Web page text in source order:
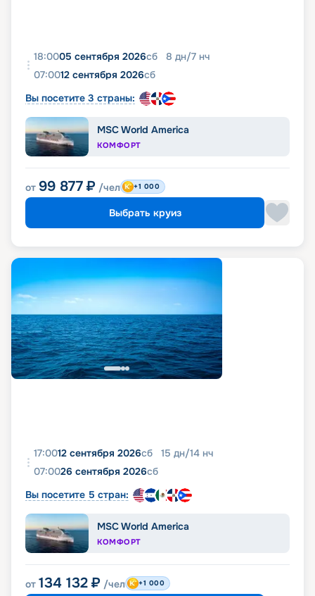
18:0005 сентября 2026сб 8 дн/7 нч
07:0012 сентября 2026сб
Вы посетите 3 страны:
MSC World America
КОМФОРТ
от 99 877 ₽ /чел +1 000
Выбрать круиз
17:0012 сентября 2026сб 15 дн/14 нч
07:0026 сентября 2026сб
Вы посетите 5 стран:
MSC World America
КОМФОРТ
от 134 132 ₽ /чел +1 000